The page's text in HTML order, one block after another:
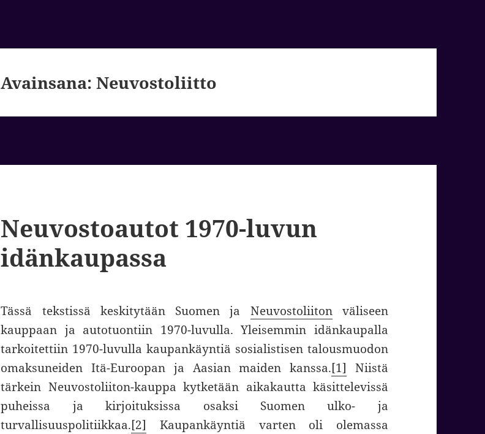
Avainsana:Neuvostoliitto
Neuvostoautot 1970-luvun
idänkaupassa
Tässä tekstissä keskitytään Suomen ja Neuvostoliitonväliseen
kauppaan ja autotuontiin 1970-luvulla. Yleisemmin idänkaupalla
tarkoitettiin 1970-luvulla kaupankäyntiä sosialistisen talousmuodon
omaksuneiden Itä-Euroopan ja Aasian maiden kanssa.[1] Niistä
tärkein Neuvostoliiton-kauppa kytketään aikakautta käsittelevissä
puheissa ja kirjoituksissa osaksi Suomen ulko- ja
turvallisuuspolitiikkaa.[2] Kaupankäyntiä varten oli olemassa